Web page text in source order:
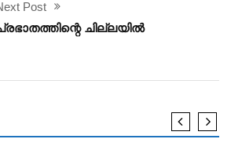
Post
ചില്ലയിൽ